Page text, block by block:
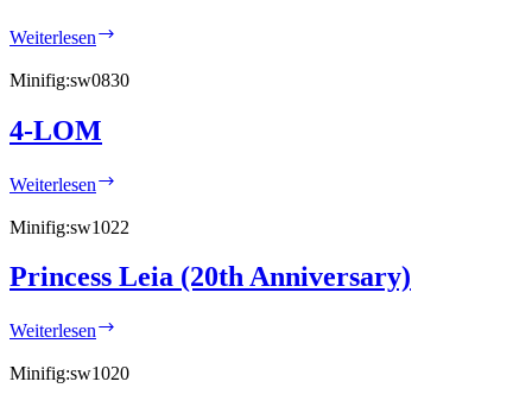
Weiterlesen
with
Minifig:sw0830
4-LOM
Weiterlesen
Minifig:sw1022
Princess Leia (20th Anniversary)
Weiterlesen
(20th
Minifig:sw1020